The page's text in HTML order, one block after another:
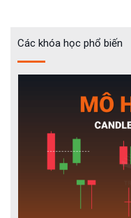
Các khóa học phổ biến